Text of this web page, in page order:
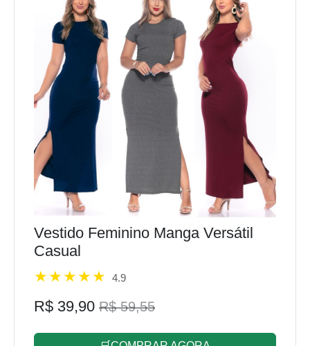
Vestido Feminino Manga Versátil
Casual
4.9
R$ 39,90 R$ 59,55